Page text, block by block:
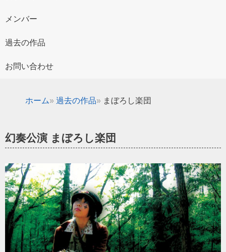
メンバー
過去の作品
お問い合わせ
ホーム 過去の作品 まぼろし楽団
幻奏公演 まぼろし楽団